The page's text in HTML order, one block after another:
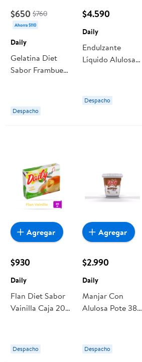
$650 $760
Ahorra $110
Daily
Gelatina Diet
Sabor Frambuesa
Despacho
$4.590
Daily
Endulzante
Líquido Alulosa
Despacho
$930
Daily
Flan Diet Sabor
Vainilla Caja 20
Despacho
Agregar
$2.990
Daily
Manjar Con
Alulosa Pote 380
Despacho
Agregar